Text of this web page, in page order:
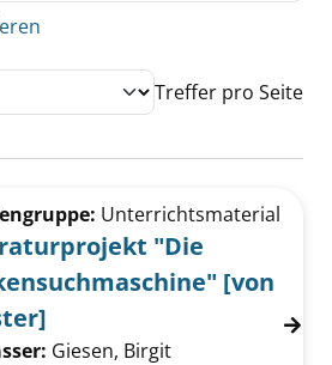
Treffer pro Seite
Unterrichtsmaterial
"Die
[von
Giesen, Birgit